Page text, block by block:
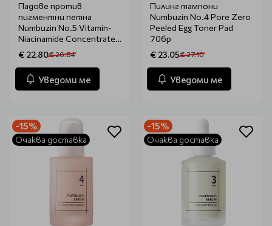
Падове против
пигментни петна
Numbuzin No.5 Vitamin-
Niacinamide Concentrated
Pad 180ml
€ 22.80€ 26.84
Уведоми ме
Пилинг тампони
Numbuzin No.4 Pore Zero
Peeled Egg Toner Pad
70бр
€ 23.05€ 27.10
Уведоми ме
-15%
Очаква доставка
-15%
Очаква доставка